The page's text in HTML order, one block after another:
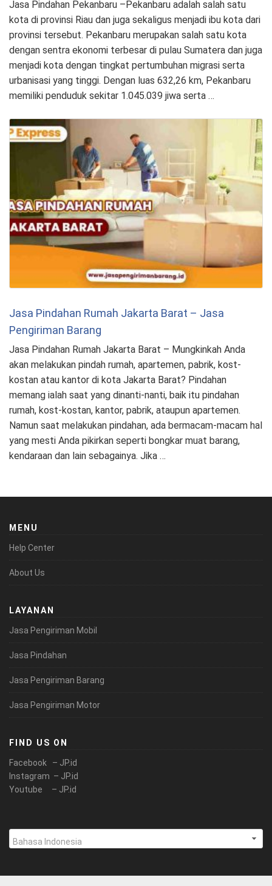
Jasa Pindahan Pekanbaru –Pekanbaru adalah salah satu
kota di provinsi Riau dan juga sekaligus menjadi ibu kota dari
provinsi tersebut. Pekanbaru merupakan salah satu kota
dengan sentra ekonomi terbesar di pulau Sumatera dan juga
menjadi kota dengan tingkat pertumbuhan migrasi serta
urbanisasi yang tinggi. Dengan luas 632,26 km, Pekanbaru
memiliki penduduk sekitar 1.045.039 jiwa serta …
Jasa Pindahan Rumah Jakarta Barat – Jasa
Pengiriman Barang
Jasa Pindahan Rumah Jakarta Barat – Mungkinkah Anda
akan melakukan pindah rumah, apartemen, pabrik, kost-
kostan atau kantor di kota Jakarta Barat? Pindahan
memang ialah saat yang dinanti-nanti, baik itu pindahan
rumah, kost-kostan, kantor, pabrik, ataupun apartemen.
Namun saat melakukan pindahan, ada bermacam-macam hal
yang mesti Anda pikirkan seperti bongkar muat barang,
kendaraan dan lain sebagainya. Jika …
MENU
Help Center
About Us
LAYANAN
Jasa Pengiriman Mobil
Jasa Pindahan
Jasa Pengiriman Barang
Jasa Pengiriman Motor
FIND US ON
Facebook – JP.id
Instagram – JP.id
Youtube – JP.id
Pilih
sebuah